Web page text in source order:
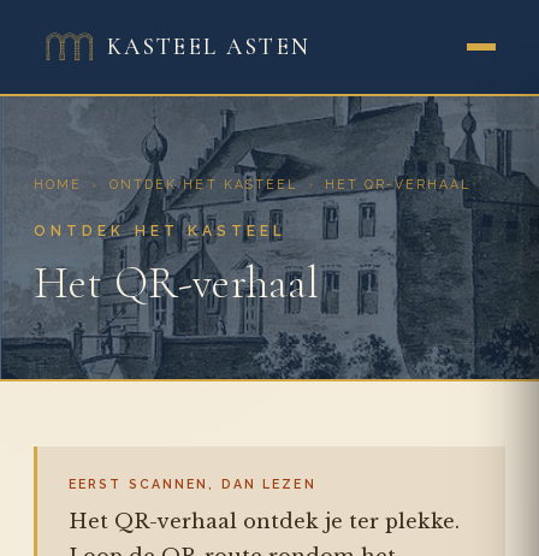
KASTEEL ASTEN
HOME › ONTDEK HET KASTEEL › HET QR-VERHAAL
ONTDEK HET KASTEEL
Het QR-verhaal
EERST SCANNEN, DAN LEZEN
Het QR-verhaal ontdek je ter plekke.